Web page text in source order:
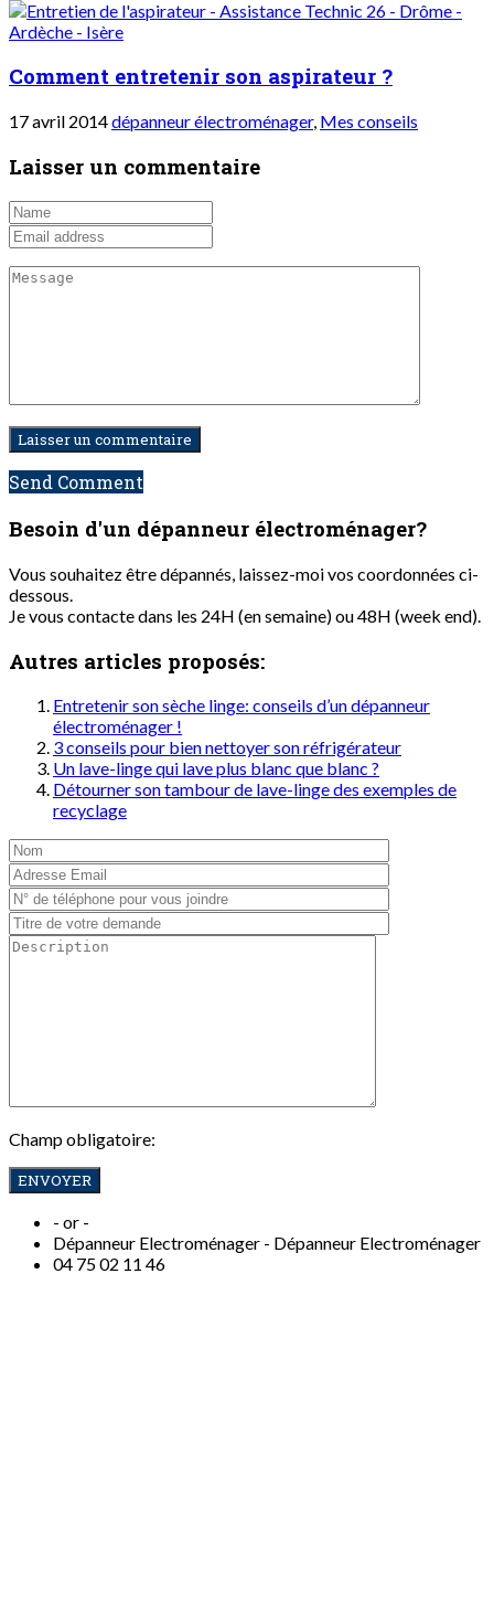
Comment entretenir son aspirateur ?
17 avril 2014dépanneur électroménager, Mes conseils
Laisser un commentaire
Send Comment
Besoin d'un dépanneur électroménager?
Vous souhaitez être dépannés, laissez-moi vos coordonnées ci-
dessous.
Je vous contacte dans les 24H (en semaine) ou 48H (week end).
Autres articles proposés:
Entretenir son sèche linge: conseils d’un dépanneur
électroménager !
3 conseils pour bien nettoyer son réfrigérateur
Un lave-linge qui lave plus blanc que blanc ?
Détourner son tambour de lave-linge des exemples de
recyclage
Champ obligatoire:
- or -
Dépanneur Electroménager - Dépanneur Electroménager
04 75 02 11 46